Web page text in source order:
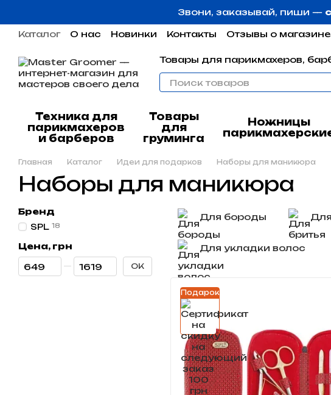
Звони, заказывай, пиши —
Каталог О нас Новинки Контакты Отзывы о магазине
Товары для парикмахеров,
Техника для
парикмахеров
и барберов
Товары
для
груминга
Ножницы
Главная Каталог Идеи для подарков Наборы для маникюра
Наборы для маникюра
Для бороды
Для укладки волос
Подарок
Бренд
SPL 18
Цена, грн
От Цена, грн
До Цена, грн OK